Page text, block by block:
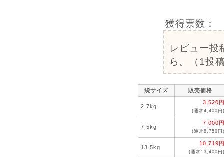
獲得票数：
レビュー投
ら。（1投
袋サイズ 販売価格
2.7kg
3,520
(通常4,400円
7.5kg
7,000
(通常8,750円
13.5kg
10,719
(通常13,400円